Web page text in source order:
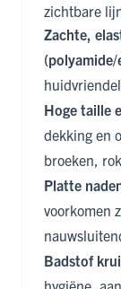
zichtbare
Zachte,
(polyamide/
Hoge taille
dekking en
broeken,
Platte
voorkomen
Badstof